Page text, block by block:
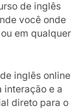
de inglês
você onde
em qualquer
inglês online
interação e a
direto para o